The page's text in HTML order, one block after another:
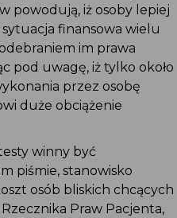
powodują, iż osoby lepiej
finansowa wielu
im prawa
pod uwagę, iż tylko około
przez osobę
duże obciążenie
winny być
piśmie, stanowisko
osób bliskich chcących
Praw Pacjenta,